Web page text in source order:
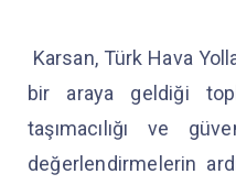
Karsan, Türk Hava
bir araya geldiği
taşımacılığı ve
değerlendirmelerin